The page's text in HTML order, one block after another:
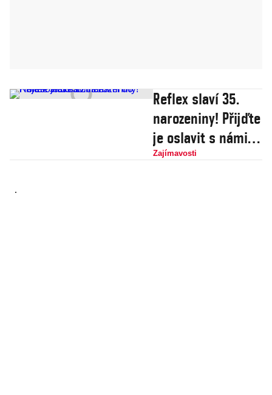
Reflex slaví 35.
narozeniny! Přijďte
je oslavit s námi
do Holešovické
Zajímavosti